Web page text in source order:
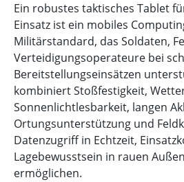
Ein robustes taktisches Tablet
Einsatz ist ein mobiles
Militärstandard, das Soldaten,
Verteidigungsoperateure bei
Bereitstellungseinsätzen
kombiniert Stoßfestigkeit,
Sonnenlichtlesbarkeit, langen
Ortungsunterstützung und
Datenzugriff in Echtzeit,
Lagebewusstsein in rauen
ermöglichen.